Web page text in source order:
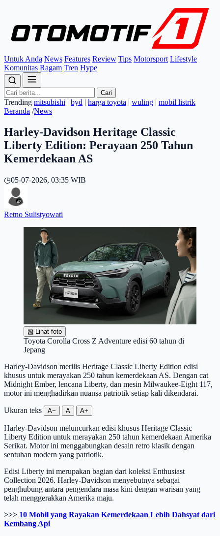
Untuk Anda News Features Review Tips Motorsport Lifestyle
Komunitas Ragam Tren Hype
Cari
Trending mitsubishi | byd | harga toyota | wuling | mobil listrik
Beranda /News
Harley-Davidson Heritage Classic
Liberty Edition: Perayaan 250 Tahun
Kemerdekaan AS
◷05-07-2026, 03:35 WIB
Retno Sulistyowati
▧ Lihat foto
Toyota Corolla Cross Z Adventure edisi 60 tahun di
Jepang
Harley-Davidson merilis Heritage Classic Liberty Edition edisi
khusus untuk merayakan 250 tahun kemerdekaan AS. Dengan cat
Midnight Ember, lencana Liberty, dan mesin Milwaukee-Eight 117,
motor ini menghadirkan nuansa patriotik setiap kali dikendarai.
Ukuran teks A− A A+
Harley-Davidson meluncurkan edisi khusus Heritage Classic
Liberty Edition untuk merayakan 250 tahun kemerdekaan Amerika
Serikat. Motor ini menggabungkan desain retro klasik dengan
sentuhan modern yang patriotik.
Edisi Liberty ini merupakan bagian dari koleksi Enthusiast
Collection 2026. Harley-Davidson menyebutnya sebagai
penghubung antara pengendara masa kini dengan warisan yang
telah menggerakkan Amerika maju.
>>> 10 Mobil yang Rayakan Kemerdekaan Lebih Dahsyat dari
Kembang Api